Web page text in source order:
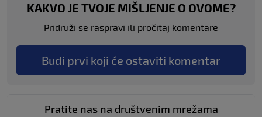
KAKVO JE TVOJE MIŠLJENJE O OVOME?
Pridruži se raspravi ili pročitaj komentare
Budi prvi koji će ostaviti komentar
Pratite nas na društvenim mrežama